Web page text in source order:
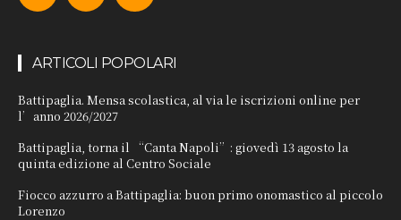
ARTICOLI POPOLARI
Battipaglia. Mensa scolastica, al via le iscrizioni online per
l’anno 2026/2027
Battipaglia, torna il “Canta Napoli”: giovedì 13 agosto la
quinta edizione al Centro Sociale
Fiocco azzurro a Battipaglia: buon primo onomastico al piccolo
Lorenzo